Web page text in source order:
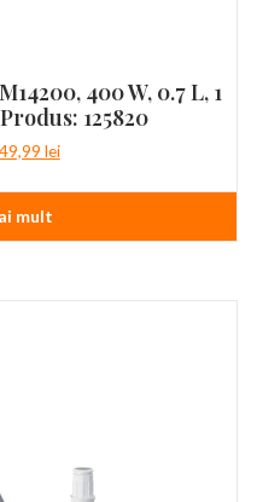
400 W, 0.7 L, 1
125820
lei.
leiPrețul
este:
mult